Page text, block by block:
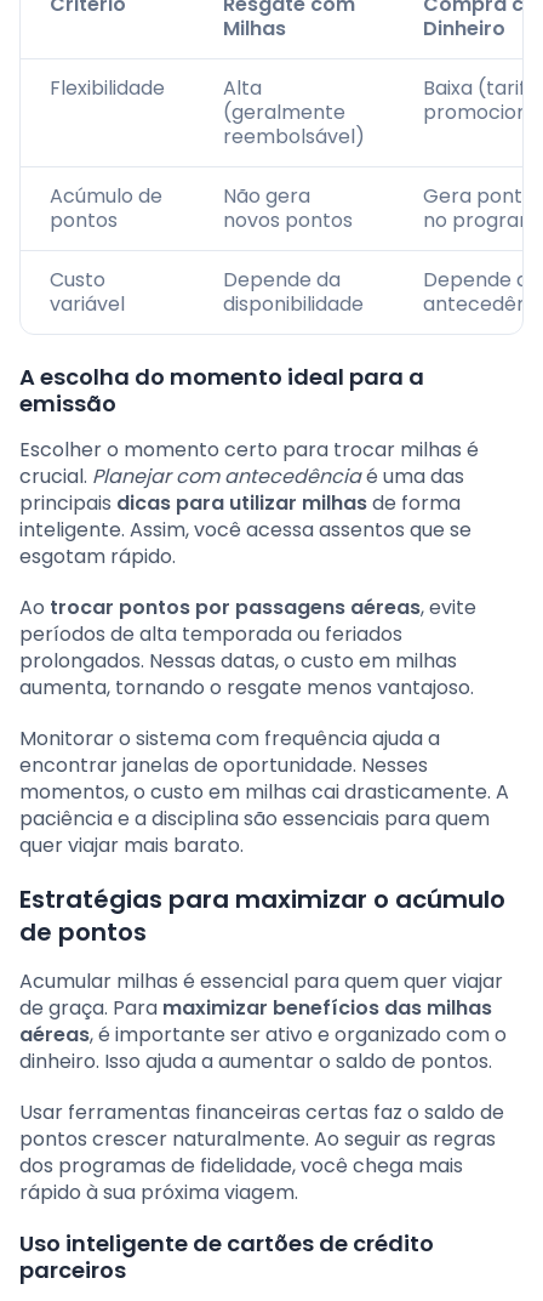
Milhas
Dinheiro
Flexibilidade
Alta
(geralmente
reembolsável)
Baixa
Acúmulo de
pontos
Não gera
novos pontos
Gera pontos
no
Custo
variável
Depende da
disponibilidade
Depende da
A escolha do momento ideal para a
emissão
Escolher o momento certo para trocar milhas é
crucial. Planejar com antecedênciaé uma das
principais dicas para utilizar milhasde forma
inteligente. Assim, você acessa assentos que se
esgotam rápido.
Ao trocar pontos por passagens aéreas, evite
períodos de alta temporada ou feriados
prolongados. Nessas datas, o custo em milhas
aumenta, tornando o resgate menos vantajoso.
Monitorar o sistema com frequência ajuda a
encontrar janelas de oportunidade. Nesses
momentos, o custo em milhas cai drasticamente. A
paciência e a disciplina são essenciais para quem
quer viajar mais barato.
Estratégias para maximizar o acúmulo
de pontos
Acumular milhas é essencial para quem quer viajar
de graça. Para maximizar benefícios das milhas
aéreas, é importante ser ativo e organizado com o
dinheiro. Isso ajuda a aumentar o saldo de pontos.
Usar ferramentas financeiras certas faz o saldo de
pontos crescer naturalmente. Ao seguir as regras
dos programas de fidelidade, você chega mais
rápido à sua próxima viagem.
Uso inteligente de cartões de crédito
parceiros